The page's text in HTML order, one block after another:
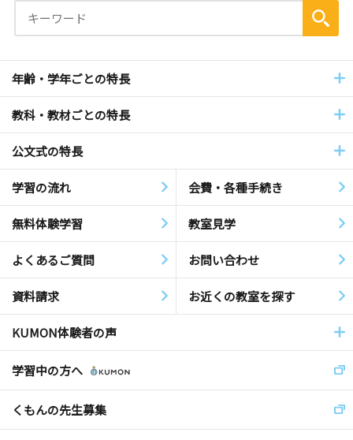
年齢・学年ごとの特長
教科・教材ごとの特長
公文式の特長
学習の流れ 会費・各種手続き
無料体験学習 教室見学
よくあるご質問 お問い合わせ
資料請求 お近くの教室を探す
KUMON体験者の声
学習中の方へ
くもんの先生募集